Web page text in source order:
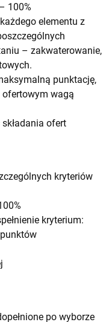
100%
elementu z
– zakwaterowanie,
punktację,
wagą
ofert
kryteriów
kryterium:
po wyborze